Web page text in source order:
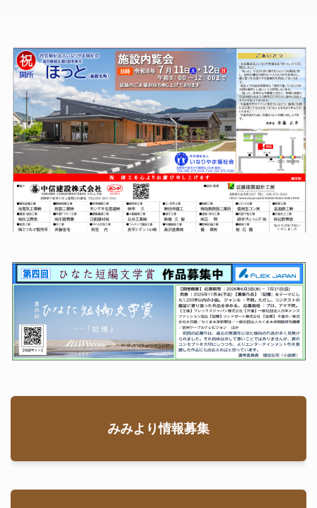
息確認
2024年7
月13日
６月14
日、稲荷山公
園の下にある
トンボ池の草
刈りと整備が
加したのは小
島在住のとん
ぼ研究家・小
林友広さんを
はじめ、ＮＰ
Ｏ法人・千曲
議（会長・宮
続きを読む
整備された稲
荷山公園の稲
荷山トンボ
池。現在この
場所のすぐ近
くで坂城更埴
バイパスのト
ンネルなどの
延伸工事が行
われている
ンボやカエル
が繁殖する豊
続きを読む
47号,トンボ
然保護
みみより情報募集